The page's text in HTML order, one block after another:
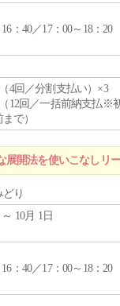
：40／17：00～18：20
4回／分割支払い）×3
（12回／一括前納支払※
で）
開法を使いこなしリ
り
10月 1日
：40／17：00～18：20